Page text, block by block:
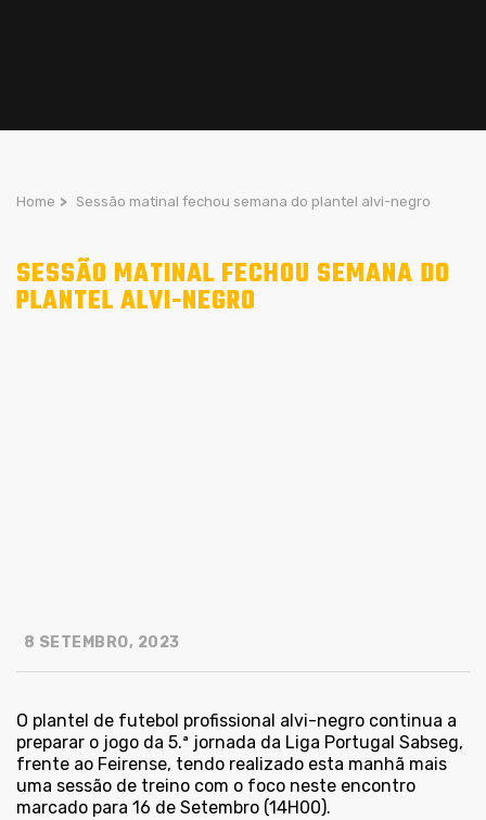
Home > Sessão matinal fechou semana do plantel alvi-negro
SESSÃO MATINAL FECHOU SEMANA DO
PLANTEL ALVI-NEGRO
8 SETEMBRO, 2023
O plantel de futebol profissional alvi-negro continua a
preparar o jogo da 5.ª jornada da Liga Portugal Sabseg,
frente ao Feirense, tendo realizado esta manhã mais
uma sessão de treino com o foco neste encontro
marcado para 16 de Setembro (14H00).